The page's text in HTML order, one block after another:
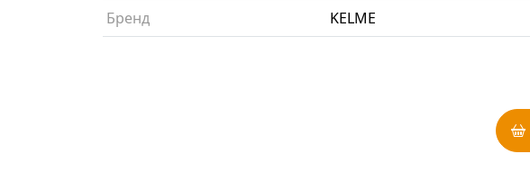
Бренд
KELME